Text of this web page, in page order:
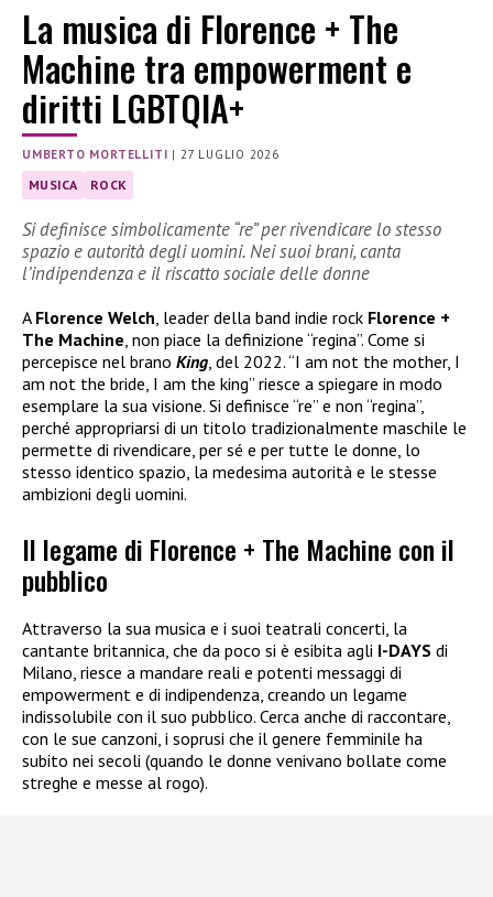
La musica di Florence + The
Machine tra empowerment e
diritti LGBTQIA+
UMBERTO MORTELLITI | 27 LUGLIO 2026
MUSICA ROCK
Si definisce simbolicamente “re” per rivendicare lo stesso
spazio e autorità degli uomini. Nei suoi brani, canta
l’indipendenza e il riscatto sociale delle donne
A Florence Welch , leader della band indie rock Florence +
The Machine , non piace la definizione “regina”. Come si
percepisce nel brano King , del 2022. “I am not the mother, I
am not the bride, I am the king” riesce a spiegare in modo
esemplare la sua visione. Si definisce “re” e non “regina”,
perché appropriarsi di un titolo tradizionalmente maschile le
permette di rivendicare, per sé e per tutte le donne, lo
stesso identico spazio, la medesima autorità e le stesse
ambizioni degli uomini.
Il legame di Florence + The Machine con il
pubblico
Attraverso la sua musica e i suoi teatrali concerti, la
cantante britannica, che da poco si è esibita agli I-DAYS di
Milano, riesce a mandare reali e potenti messaggi di
empowerment e di indipendenza, creando un legame
indissolubile con il suo pubblico. Cerca anche di raccontare,
con le sue canzoni, i soprusi che il genere femminile ha
subito nei secoli (quando le donne venivano bollate come
streghe e messe al rogo).